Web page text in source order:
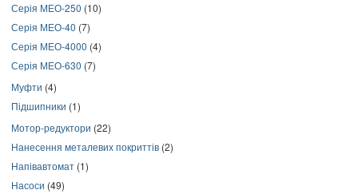
Серія МЕО-250 (10)
Серія МЕО-40 (7)
Серія МЕО-4000 (4)
Серія МЕО-630 (7)
Муфти (4)
Підшипники (1)
Мотор-редуктори (22)
Нанесення металевих покриттів (2)
Напівавтомат (1)
Насоси (49)